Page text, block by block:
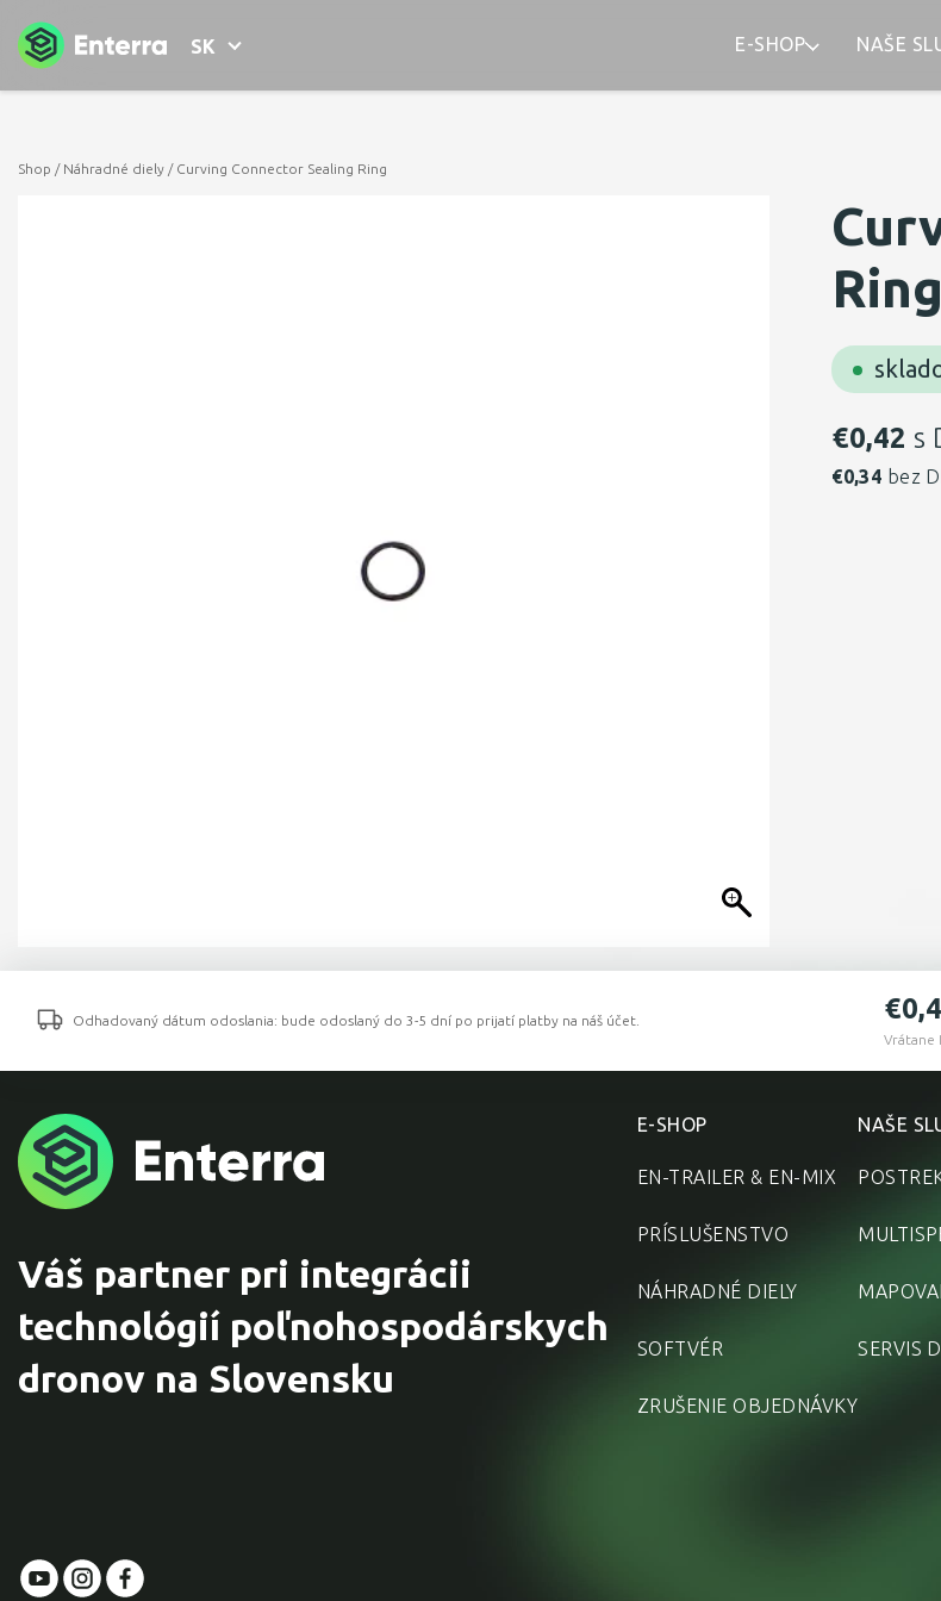
SK E-SHOP NAŠE
Shop / Náhradné diely / Curving Connector Sealing Ring
Ring
€0,42 s
€0,34 bez
Odhadovaný dátum odoslania: bude odoslaný do 3-5 dní po prijatí platby na náš účet. €
Vrátane
Váš partner pri integrácii
technológií poľnohospodárskych
dronov na Slovensku
E-SHOP
EN-TRAILER & EN-MIX
PRÍSLUŠENSTVO
NÁHRADNÉ DIELY
SOFTVÉR
ZRUŠENIE OBJEDNÁVKY
NAŠE
SERVIS